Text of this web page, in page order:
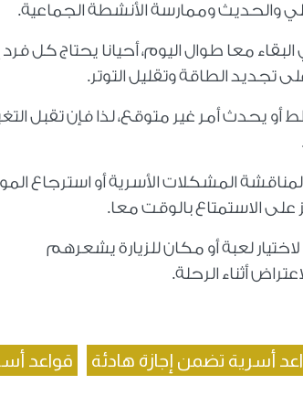
والحديث وممارسة الأنشطة الجماعية.
معا طوال اليوم، أحيانا يحتاج كل فرد
تجديد الطاقة وتقليل التوتر.
يحدث أمر غير متوقع، لذا فإن تقبل
المشكلات الأسرية أو استرجاع
على الاستمتاع بالوقت معا.
لعبة أو مكان للزيارة يشعرهم
أثناء الرحلة.
أسرية تضمن إجازة هادئة قواعد